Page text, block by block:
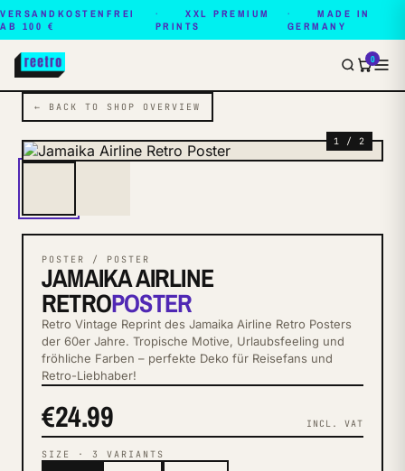
VERSANDKOSTENFREI
AB 100 €
XXL PREMIUM
PRINTS
MADE IN
GERMANY
0
← BACK TO SHOP OVERVIEW
1 / 2
POSTER / POSTER
JAMAIKA AIRLINE
RETROPOSTER
Retro Vintage Reprint des Jamaika Airline Retro Posters
der 60er Jahre. Tropische Motive, Urlaubsfeeling und
fröhliche Farben – perfekte Deko für Reisefans und
Retro-Liebhaber!
€24.99 INCL. VAT
SIZE · 3 VARIANTS